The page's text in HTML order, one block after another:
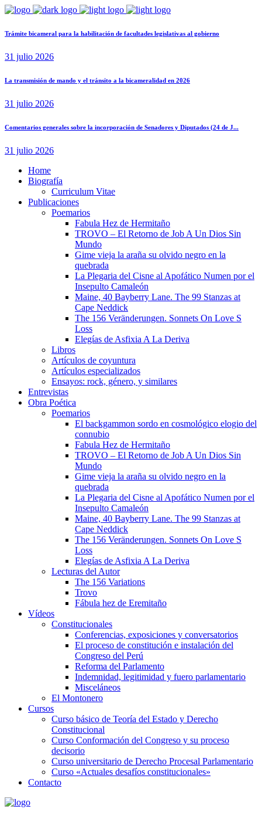
Trámite bicameral para la habilitación de facultades legislativas al gobierno
31 julio 2026
La transmisión de mando y el tránsito a la bicameralidad en 2026
31 julio 2026
Comentarios generales sobre la incorporación de Senadores y Diputados (24 de J...
31 julio 2026
Home
Biografía
Curriculum Vitae​
Publicaciones
Poemarios
Fabula Hez de Hermitaño
TROVO – El Retorno de Job A Un Dios Sin
Mundo
Gime vieja la araña su olvido negro en la
quebrada
La Plegaria del Cisne al Apofático Numen por el
Insepulto Camaleón
Maine, 40 Bayberry Lane. The 99 Stanzas at
Cape Neddick
The 156 Veränderungen. Sonnets On Love S
Loss
Elegías de Asfixia A La Deriva
Libros
Artículos de coyuntura
Artículos especializados
Ensayos: rock, género, y similares
Entrevistas
Obra Poética
Poemarios
El backgammon sordo en cosmológico elogio del
connubio
Fabula Hez de Hermitaño
TROVO – El Retorno de Job A Un Dios Sin
Mundo
Gime vieja la araña su olvido negro en la
quebrada
La Plegaria del Cisne al Apofático Numen por el
Insepulto Camaleón
Maine, 40 Bayberry Lane. The 99 Stanzas at
Cape Neddick
The 156 Veränderungen. Sonnets On Love S
Loss
Elegías de Asfixia A La Deriva
Lecturas del Autor
The 156 Variations
Trovo
Fábula hez de Eremitaño
Vídeos
Constitucionales
Conferencias, exposiciones y conversatorios
El proceso de constitución e instalación del
Congreso del Perú
Reforma del Parlamento
Indemnidad, legitimidad y fuero parlamentario
Misceláneos
El Montonero
Cursos
Curso básico de Teoría del Estado y Derecho
Constitucional
Curso Conformación del Congreso y su proceso
decisorio
Curso universitario de Derecho Procesal Parlamentario
Curso «Actuales desafíos constitucionales»
Contacto